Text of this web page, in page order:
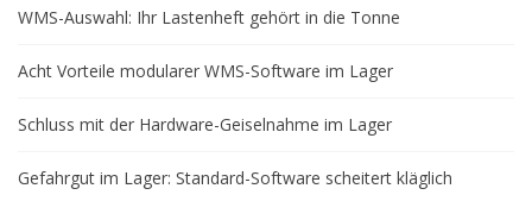
WMS-Auswahl: Ihr Lastenheft gehört in die Tonne
Acht Vorteile modularer WMS-Software im Lager
Schluss mit der Hardware-Geiselnahme im Lager
Gefahrgut im Lager: Standard-Software scheitert kläglich